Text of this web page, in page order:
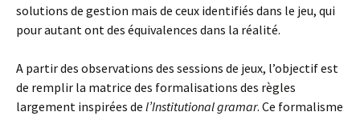
solutions de gestion mais de ceux identifiés dans le jeu, qui
pour autant ont des équivalences dans la réalité.
A partir des observations des sessions de jeux, l’objectif est
de remplir la matrice des formalisations des règles
largement inspirées de l’Institutional gramar. Ce formalisme